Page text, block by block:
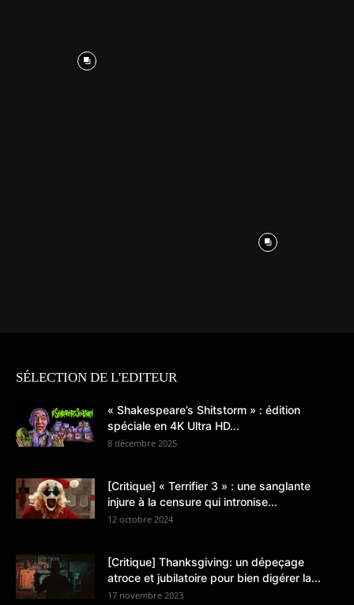
SÉLECTION DE L'EDITEUR
« Shakespeare’s Shitstorm » : édition
spéciale en 4K Ultra HD...
8 décembre 2025
[Critique] « Terrifier 3 » : une sanglante
injure à la censure qui intronise...
12 octobre 2024
[Critique] Thanksgiving: un dépeçage
atroce et jubilatoire pour bien digérer la...
17 novembre 2023